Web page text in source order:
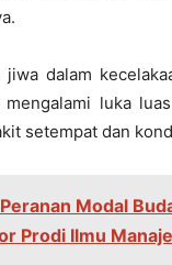
dalam
mengalami luka
setempat dan
Modal
Prodi Ilmu